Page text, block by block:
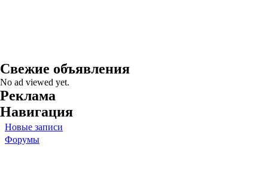
Свежие объявления
No ad viewed yet.
Реклама
Навигация
Новые записи
Форумы